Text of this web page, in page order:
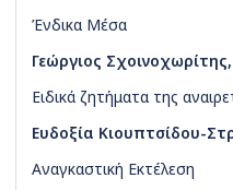
Ένδικα Μέσα
Γεώργιος Σχοινοχωρίτης,
Ειδικά ζητήματα της
Ευδοξία Κιουπτσίδου-
Αναγκαστική Εκτέλεση